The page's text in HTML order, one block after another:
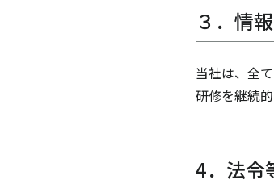
３．情
当社は、全
研修を継続的
4．法令